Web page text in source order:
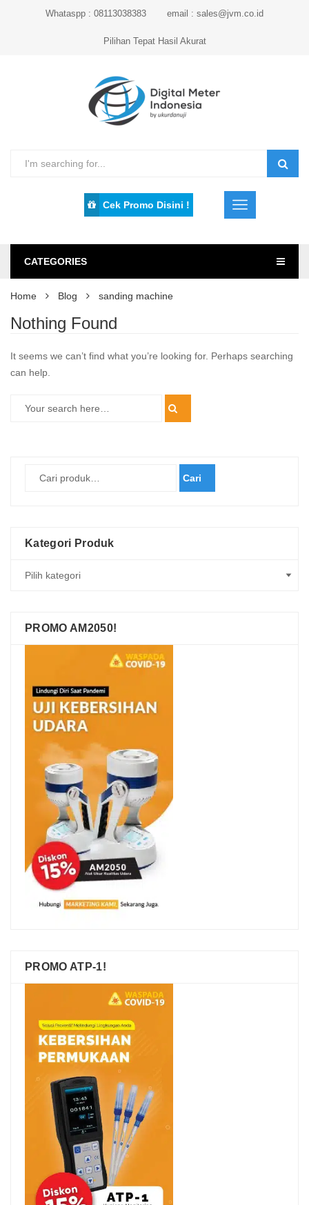
Whataspp : 08113038383 email : sales@jvm.co.id
Pilihan Tepat Hasil Akurat
Cek Promo Disini !
CATEGORIES
Home Blog sanding machine
Nothing Found
It seems we can’t find what you’re looking for. Perhaps searching
can help.
Cari
Kategori Produk
PROMO AM2050!
PROMO ATP-1!